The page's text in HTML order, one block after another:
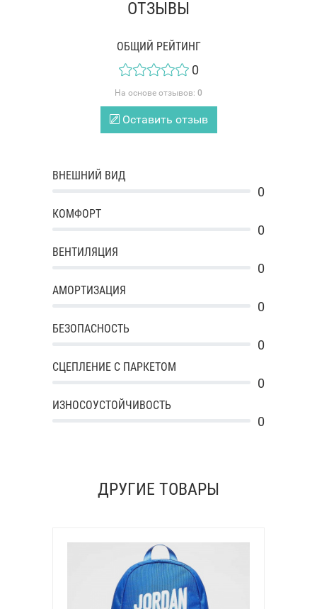
ОТЗЫВЫ
ОБЩИЙ РЕЙТИНГ
0
На основе отзывов: 0
Оставить отзыв
ВНЕШНИЙ ВИД
0
КОМФОРТ
0
ВЕНТИЛЯЦИЯ
0
АМОРТИЗАЦИЯ
0
БЕЗОПАСНОСТЬ
0
СЦЕПЛЕНИЕ С ПАРКЕТОМ
0
ИЗНОСОУСТОЙЧИВОСТЬ
0
ДРУГИЕ ТОВАРЫ